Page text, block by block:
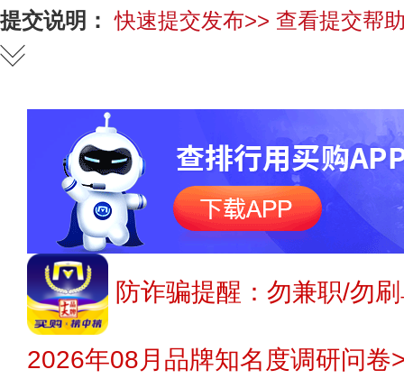
提交说明： 快速提交发布>> 查看提交帮
防诈骗提醒：勿兼职/勿
2026年08月品牌知名度调研问卷